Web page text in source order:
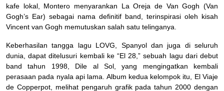
kafe lokal, Montero menyarankan La Oreja de Van Gogh (Van
Gogh’s Ear) sebagai nama definitif band, terinspirasi oleh kisah
Vincent van Gogh memutuskan salah satu telinganya.
Keberhasilan tangga lagu LOVG, Spanyol dan juga di seluruh
dunia, dapat ditelusuri kembali ke “El 28,” sebuah lagu dari debut
band tahun 1998, Dile al Sol, yang mengingatkan kembali
perasaan pada nyala api lama. Album kedua kelompok itu, El Viaje
de Copperpot, melihat pengaruh grafik pada tahun 2000 dengan